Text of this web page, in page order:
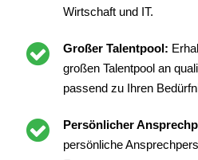
Wirtschaft und IT.
Großer Talentpool:
großen Talentpool an
passend zu Ihren
Persönlicher
persönliche